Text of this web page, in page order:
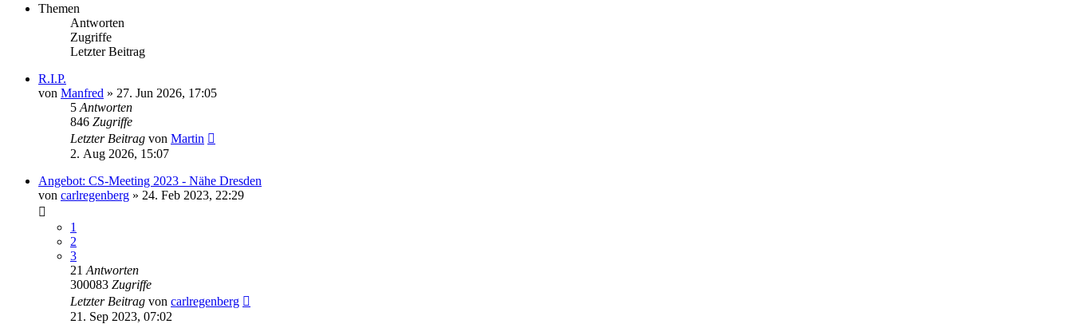
Themen
Antworten
Zugriffe
Letzter Beitrag
R.I.P.
von Manfred » 27. Jun 2026, 17:05
5 Antworten
846 Zugriffe
Letzter Beitrag von Martin
2. Aug 2026, 15:07
Angebot: CS-Meeting 2023 - Nähe Dresden
von carlregenberg » 24. Feb 2023, 22:29
1
2
3
21 Antworten
300083 Zugriffe
Letzter Beitrag von carlregenberg
21. Sep 2023, 07:02